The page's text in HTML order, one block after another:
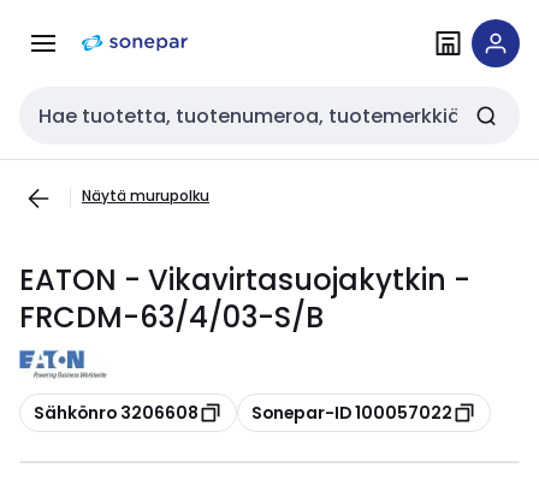
navigointiinsisältöön
Haku
Näytä murupolku
EATON - Vikavirtasuojakytkin -
FRCDM-63/4/03-S/B
Kopioi
Sähkönro 3206608 Kopioi
Sonepar-ID 100057022